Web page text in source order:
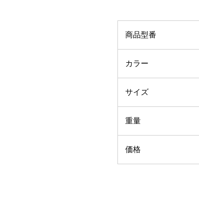
商品型番
カラー
サイズ
重量
価格